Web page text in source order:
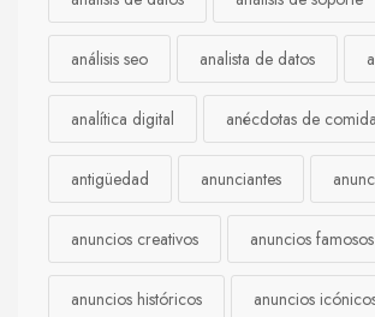
análisis seo analista de datos
analítica digital anécdotas de comida
antigüedad anunciantes
anuncios creativos anuncios famosos
anuncios históricos anuncios